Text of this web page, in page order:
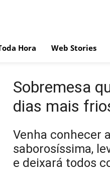
Hora Web Stories
Sobremesa
dias mais
Venha conhecer
saborosíssima,
e deixará todos